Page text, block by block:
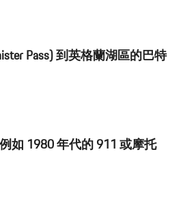
Pass) 到英格蘭湖區的巴特
如 1980 年代的 911 或摩托